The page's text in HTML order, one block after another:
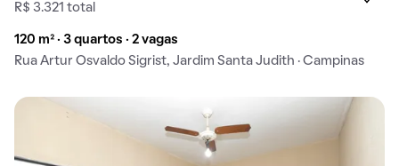
R$ 3.321 total
120 m² · 3 quartos · 2 vagas
Rua Artur Osvaldo Sigrist, Jardim Santa Judith · Campinas